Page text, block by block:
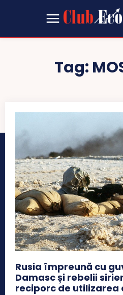
Tag:
Rusia împreună cu
Damasc și rebelii
reciporc de utilizarea